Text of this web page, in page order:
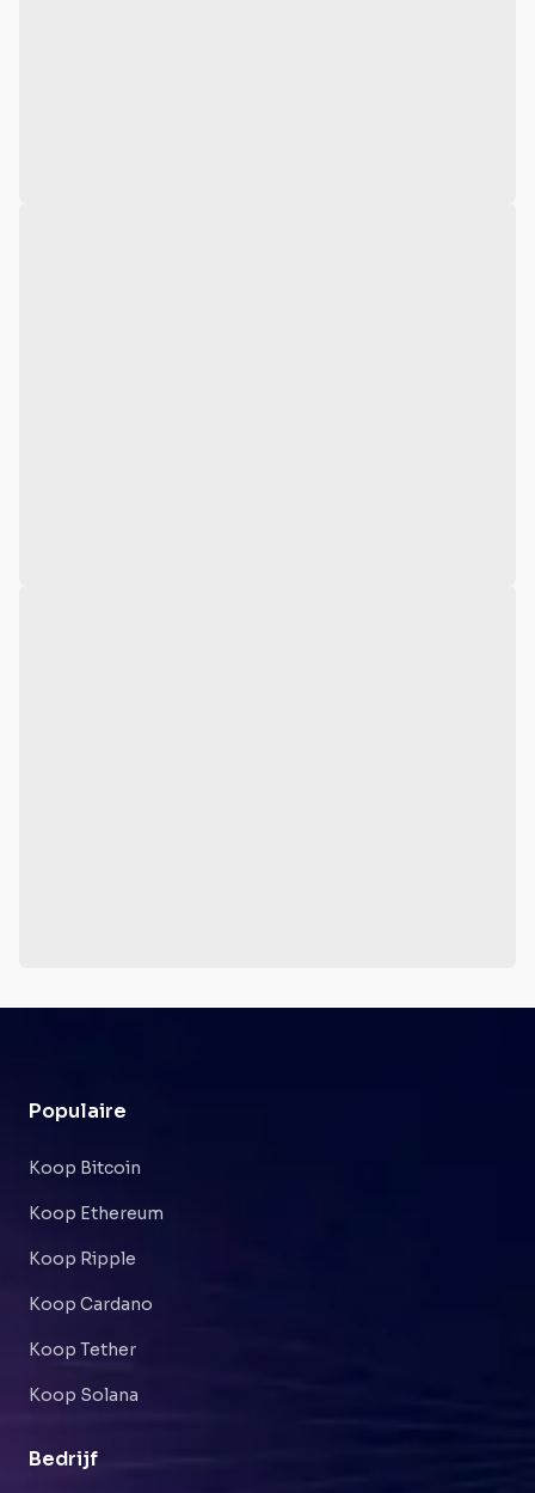
Populaire
Koop Bitcoin
Koop Ethereum
Koop Ripple
Koop Cardano
Koop Tether
Koop Solana
Bedrijf